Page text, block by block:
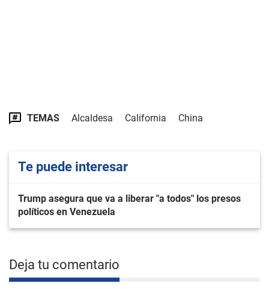
TEMAS Alcaldesa California China
Te puede interesar
Trump asegura que va a liberar "a todos" los presos
políticos en Venezuela
Deja tu comentario